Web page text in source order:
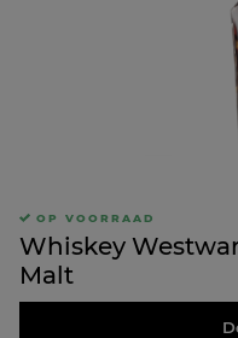
OP VOORRAAD
Whiskey
Malt